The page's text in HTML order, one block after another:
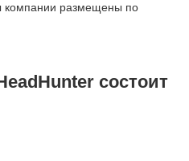
размещены по
состоит